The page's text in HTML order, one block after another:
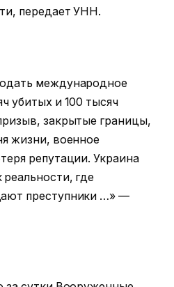
передает УНН.
международное
убитых и 100 тысяч
закрытые границы,
жизни, военное
репутации. Украина
где
преступники …» —